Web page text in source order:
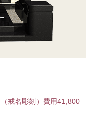
戒名彫刻）費用41,800